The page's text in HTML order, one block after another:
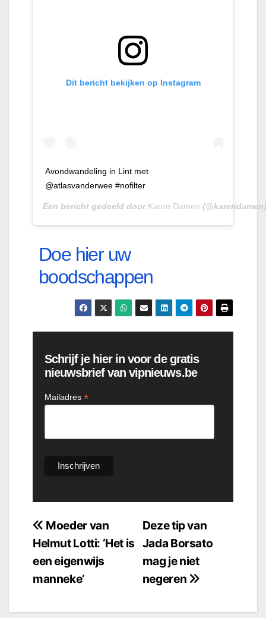
Dit bericht bekijken op Instagram
Avondwandeling in Lint met
@atlasvanderwee #nofilter
Een bericht gedeeld door Karen Damen
Doe hier uw
boodschappen
Schrijf je hier in voor de gratis
nieuwsbrief van vipnieuws.be
Mailadres *
Bericht
navigatie
Deze tip van
Jada Borsato
mag je niet
negeren
Moeder van
Helmut Lotti: ‘Het is
een eigenwijs
manneke’